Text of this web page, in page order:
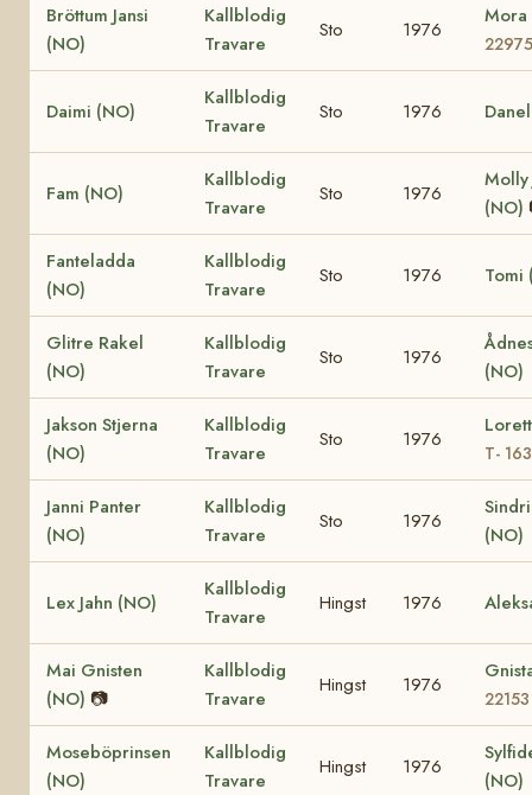
Bröttum Jansi
(NO)
Kallblodig
Travare
Sto 1976
22975
Daimi (NO)
Kallblodig
Travare
Sto 1976
Fam (NO)
Kallblodig
Travare
Sto 1976
Molly
(NO)
Fanteladda
(NO)
Kallblodig
Travare
Sto 1976 Tomi
Glitre Rakel
(NO)
Kallblodig
Travare
Sto 1976
(NO)
Jakson Stjerna
(NO)
Kallblodig
Travare
Sto 1976
T-
Janni Panter
(NO)
Kallblodig
Travare
Sto 1976
(NO)
Lex Jahn (NO)
Kallblodig
Travare
Hingst 1976
Mai Gnisten
(NO) 📷
Kallblodig
Travare
Hingst 1976
22153
Moseböprinsen
(NO)
Kallblodig
Travare
Hingst 1976
(NO)